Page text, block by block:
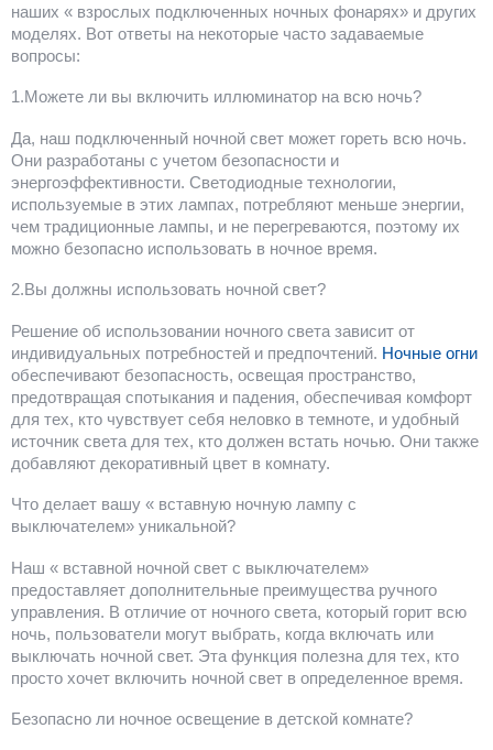
наших « взрослых подключенных ночных фонарях» и других
моделях. Вот ответы на некоторые часто задаваемые
вопросы:
1.Можете ли вы включить иллюминатор на всю ночь?
Да, наш подключенный ночной свет может гореть всю ночь.
Они разработаны с учетом безопасности и
энергоэффективности. Светодиодные технологии,
используемые в этих лампах, потребляют меньше энергии,
чем традиционные лампы, и не перегреваются, поэтому их
можно безопасно использовать в ночное время.
2.Вы должны использовать ночной свет?
Решение об использовании ночного света зависит от
индивидуальных потребностей и предпочтений. Ночные огни
обеспечивают безопасность, освещая пространство,
предотвращая спотыкания и падения, обеспечивая комфорт
для тех, кто чувствует себя неловко в темноте, и удобный
источник света для тех, кто должен встать ночью. Они также
добавляют декоративный цвет в комнату.
Что делает вашу « вставную ночную лампу с
выключателем» уникальной?
Наш « вставной ночной свет с выключателем»
предоставляет дополнительные преимущества ручного
управления. В отличие от ночного света, который горит всю
ночь, пользователи могут выбрать, когда включать или
выключать ночной свет. Эта функция полезна для тех, кто
просто хочет включить ночной свет в определенное время.
Безопасно ли ночное освещение в детской комнате?